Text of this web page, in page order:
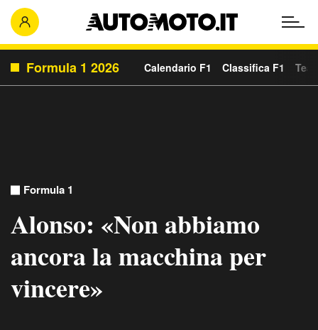
Formula 1 2026 Calendario F1 Classifica F1
Formula 1
Alonso: «Non abbiamo
ancora la macchina per
vincere»